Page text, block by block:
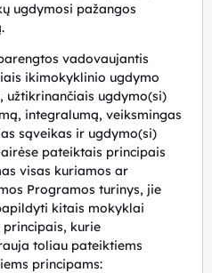
ugdymosi pažangos
vadovaujantis
ikimokyklinio ugdymo
užtikrinančiais ugdymo(si)
integralumą, veiksmingas
sąveikas ir ugdymo(si)
pateiktais principais
visas kuriamos ar
Programos turinys, jie
kitais mokyklai
kurie
toliau pateiktiems
principams: